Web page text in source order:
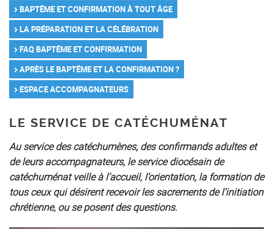
BAPTÊME ET CONFIRMATION À TOUT ÂGE
LA PRÉPARATION ET LA CÉLÉBRATION
FAQ BAPTÊME ET CONFIRMATION
APRÈS LE BAPTÊME ET LA CONFIRMATION ?
ESPACE ACCOMPAGNATEURS
LE SERVICE DE CATÉCHUMÉNAT
Au service des catéchumènes, des confirmands adultes et
de leurs accompagnateurs, le service diocésain de
catéchuménat veille à l’accueil, l’orientation, la formation de
tous ceux qui désirent recevoir les sacrements de l’initiation
chrétienne, ou se posent des questions.